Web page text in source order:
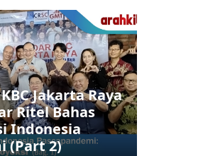
Jakarta Raya
Ritel Bahas
Indonesia
(Part 2)